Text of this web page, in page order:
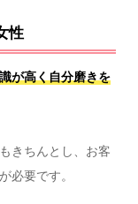
性
が高く自分磨きを
きちんとし、お客
必要です。